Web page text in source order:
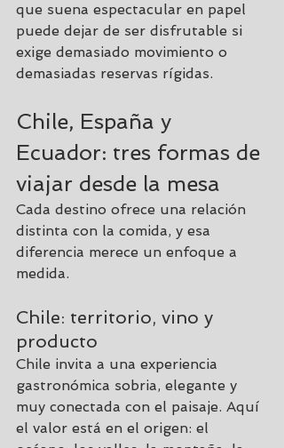
que suena espectacular en papel
puede dejar de ser disfrutable si
exige demasiado movimiento o
demasiadas reservas rígidas.
Chile, España y
Ecuador: tres formas de
viajar desde la mesa
Cada destino ofrece una relación
distinta con la comida, y esa
diferencia merece un enfoque a
medida.
Chile: territorio, vino y
producto
Chile invita a una experiencia
gastronómica sobria, elegante y
muy conectada con el paisaje. Aquí
el valor está en el origen: el